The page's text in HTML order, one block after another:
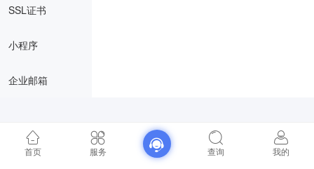
SSL证书
小程序
企业邮箱
首页 服务 查询 我的